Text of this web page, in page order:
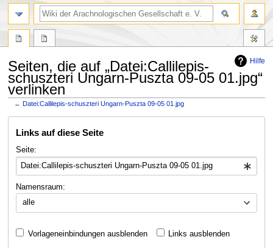
Hilfe
Seiten, die auf „Datei:Callilepis-
schuszteri Ungarn-Puszta 09-05 01.jpg“
verlinken
←Datei:Callilepis-schuszteri Ungarn-Puszta 09-05 01.jpg
Navigation
Suche
Links auf diese Seite
Seite:
Namensraum:
alle
Vorlageneinbindungen ausblenden Links ausblenden